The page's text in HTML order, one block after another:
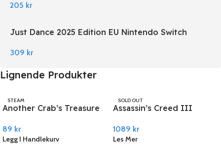
205 kr
Just Dance 2025 Edition EU Nintendo Switch
309 kr
Lignende Produkter
STEAM
Another Crab’s Treasure
89 kr
Legg I Handlekurv
SOLD OUT
UBISOFT
Assassin’s Creed III
Connect
1089 kr
Les Mer